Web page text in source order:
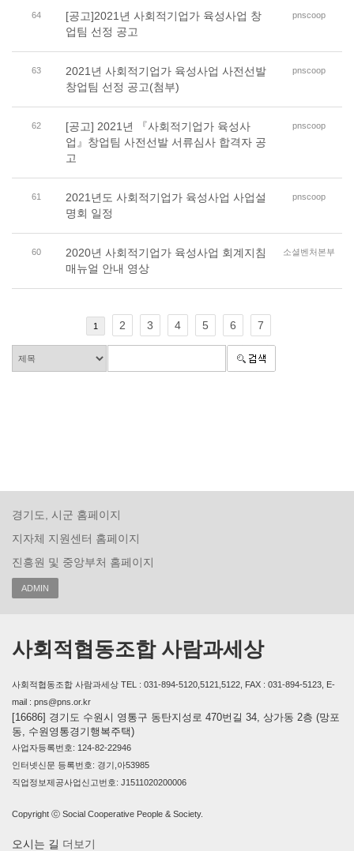
64
[공고]2021년 사회적기업가 육성사업 창
업팀 선정 공고
pnscoop
63
2021년 사회적기업가 육성사업 사전선발
창업팀 선정 공고(첨부)
pnscoop
62
[공고] 2021년 『사회적기업가 육성사
업』창업팀 사전선발 서류심사 합격자 공
고
pnscoop
61
2021년도 사회적기업가 육성사업 사업설
명회 일정
pnscoop
60
2020년 사회적기업가 육성사업 회계지침
매뉴얼 안내 영상
소셜벤처본부
1 2 3 4 5 6 7
경기도, 시군 홈페이지
지자체 지원센터 홈페이지
진흥원 및 중앙부처 홈페이지
ADMIN
사회적협동조합 사람과세상
사회적협동조합 사람과세상 TEL : 031-894-5120,5121,5122, FAX : 031-894-5123, E-
mail : pns@pns.or.kr
[16686] 경기도 수원시 영통구 동탄지성로 470번길 34, 상가동 2층 (망포
동, 수원영통경기행복주택)
사업자등록번호: 124-82-22946
인터넷신문 등록번호: 경기,아53985
직업정보제공사업신고번호: J1511020200006
Copyright ⓒ Social Cooperative People & Society.
오시는 길 더보기